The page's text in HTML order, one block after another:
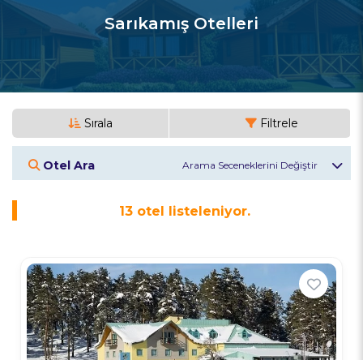
Sarıkamış Otelleri
Sırala Filtrele
Otel Ara
Çıkış Tarihi
Misafirler
2Yetişkin
13 otel listeleniyor.